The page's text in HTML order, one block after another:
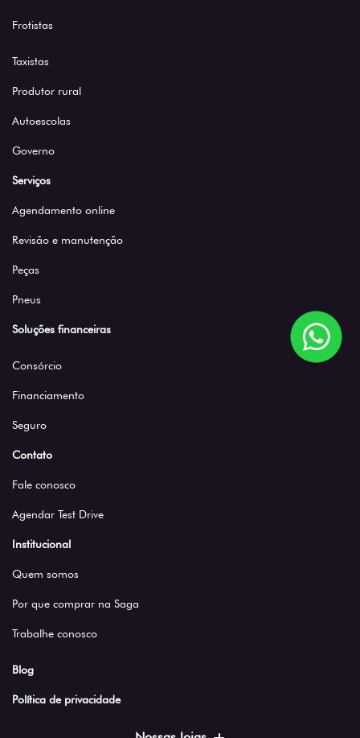
Frotistas
Taxistas
Produtor rural
Autoescolas
Governo
Serviços
Agendamento online
Revisão e manutenção
Peças
Pneus
Soluções financeiras
Consórcio
Financiamento
Seguro
Contato
Fale conosco
Agendar Test Drive
Institucional
Quem somos
Por que comprar na Saga
Trabalhe conosco
Blog
Política de privacidade